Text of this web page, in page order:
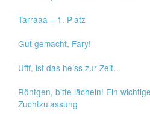
Tarraaa – 1. Platz
Gut gemacht, Fary!
Ufff, ist das heiss zur Zeit…
Röntgen, bitte lächeln! Ein
Zuchtzulassung